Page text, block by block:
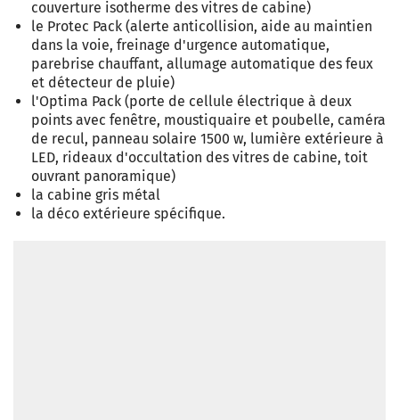
couverture isotherme des vitres de cabine)
le Protec Pack (alerte anticollision, aide au maintien
dans la voie, freinage d'urgence automatique,
parebrise chauffant, allumage automatique des feux
et détecteur de pluie)
l'Optima Pack (porte de cellule électrique à deux
points avec fenêtre, moustiquaire et poubelle, caméra
de recul, panneau solaire 1500 w, lumière extérieure à
LED, rideaux d'occultation des vitres de cabine, toit
ouvrant panoramique)
la cabine gris métal
la déco extérieure spécifique.